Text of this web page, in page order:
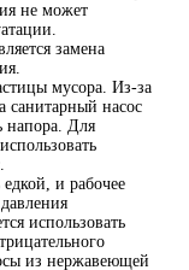
не может
замена
мусора. Из-за
санитарный насос
напора. Для
едкой, и рабочее
использовать
из нержавеющей